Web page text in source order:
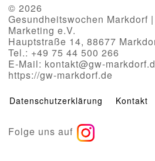
© 2026
Gesundheitswochen Markdorf
Marketing e.V.
Hauptstraße 14, 88677
Tel.: +49 75 44 500 266
E-Mail: kontakt@gw-
https://gw-markdorf.de
Datenschutzerklärung Kontakt
Folge uns auf